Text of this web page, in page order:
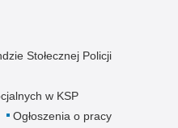
Stołecznej Policji
w KSP
Ogłoszenia o pracy